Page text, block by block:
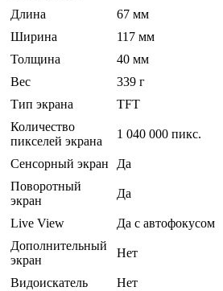
Длина
67 мм
Ширина
117 мм
Толщина
40 мм
Вес
339 г
Тип экрана
TFT
Количество
пикселей экрана
1 040 000 пикс.
Сенсорный экран
Да
Поворотный
экран
Да
Live View
Да с автофокусом
Дополнительный
экран
Нет
Видоискатель
Нет